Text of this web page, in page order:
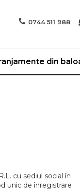
0744 511 988
din
cu sediul social în
unic de înregistrare